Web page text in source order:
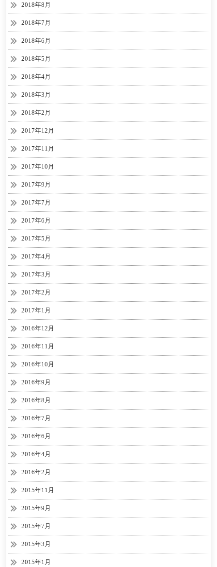
2018年8月
2018年7月
2018年6月
2018年5月
2018年4月
2018年3月
2018年2月
2017年12月
2017年11月
2017年10月
2017年9月
2017年7月
2017年6月
2017年5月
2017年4月
2017年3月
2017年2月
2017年1月
2016年12月
2016年11月
2016年10月
2016年9月
2016年8月
2016年7月
2016年6月
2016年4月
2016年2月
2015年11月
2015年9月
2015年7月
2015年3月
2015年1月